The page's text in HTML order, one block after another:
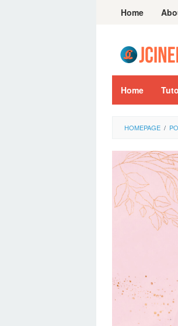
Home
Home
HOMEPAGE /